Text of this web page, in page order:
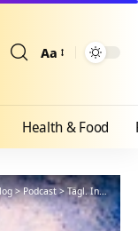
Aa
Health & Food
>Podcast>Tägl. Inspiration